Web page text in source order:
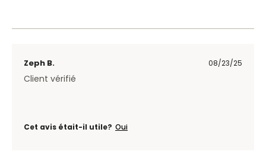
Zeph B. 08/23/25
Client vérifié
Cet avis était-il utile? Oui